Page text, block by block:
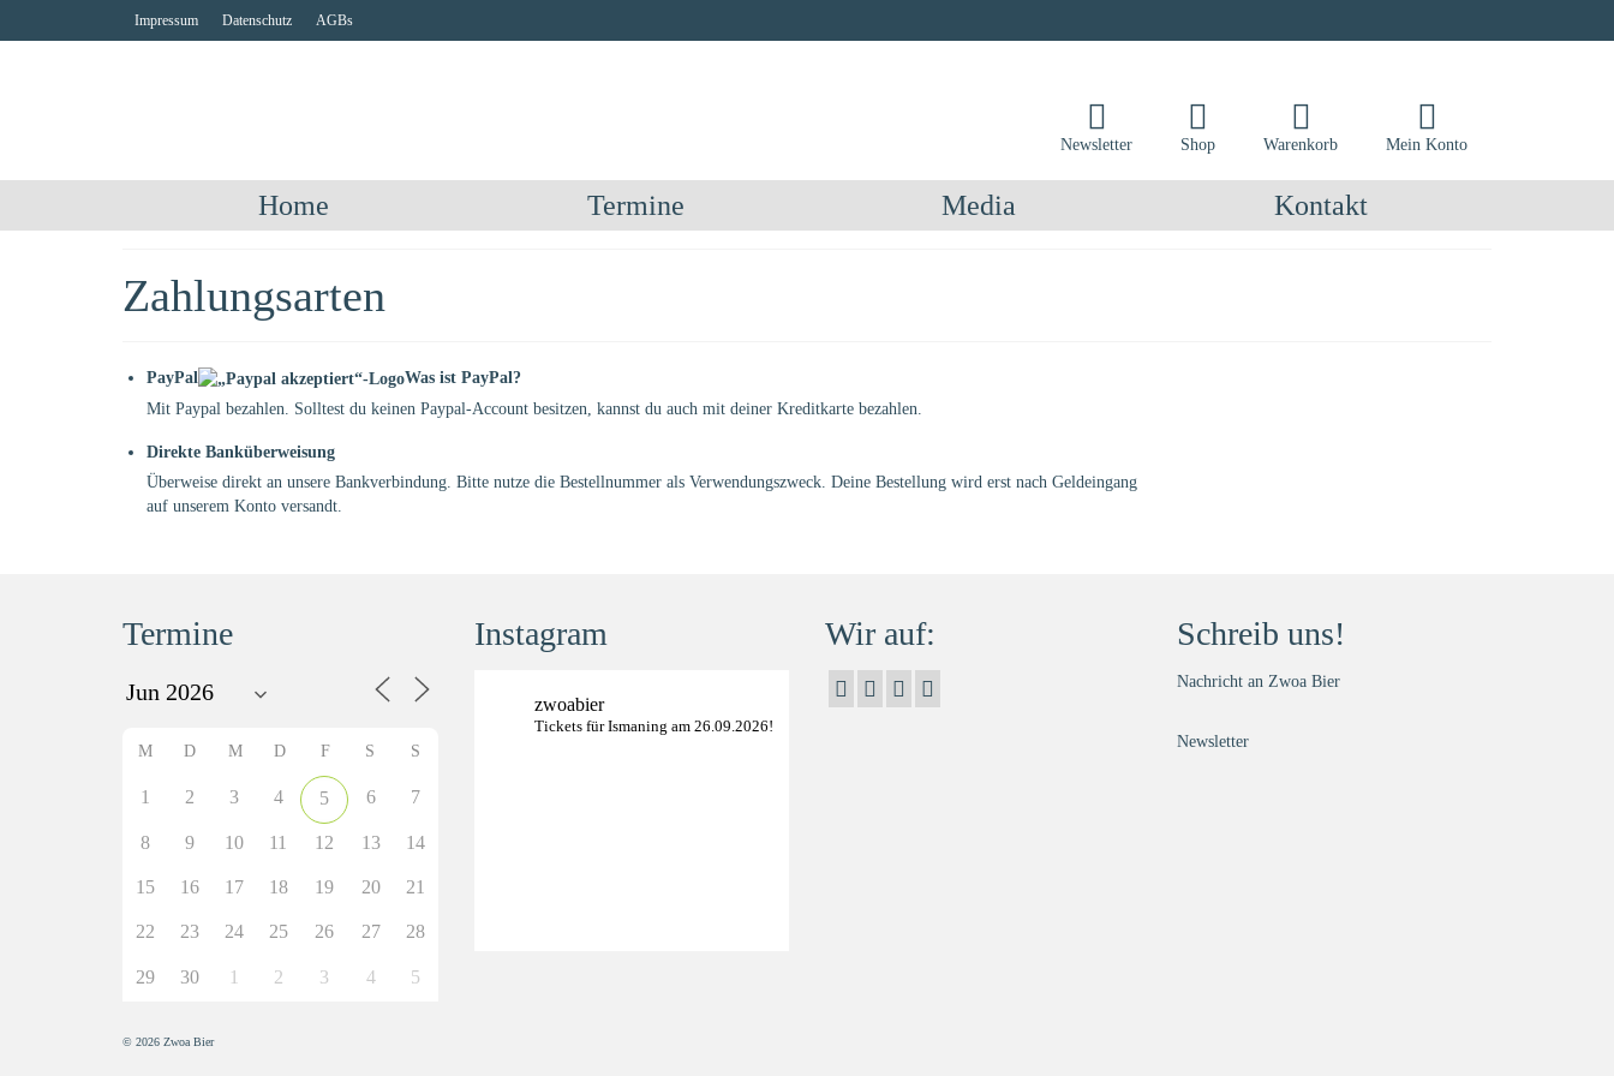
Impressum Datenschutz AGBs
Newsletter Shop Warenkorb Mein Konto
Home Termine Media Kontakt
Zahlungsarten
PayPal
Was ist PayPal?
Mit Paypal bezahlen. Solltest du keinen Paypal-Account besitzen, kannst du auch mit deiner Kreditkarte bezahlen.
Direkte Banküberweisung
Überweise direkt an unsere Bankverbindung. Bitte nutze die Bestellnummer als Verwendungszweck. Deine Bestellung wird erst nach Geldeingang
auf unserem Konto versandt.
Termine
M D M D F S S
1 2 3 4 5 6 7
8 9 10 11 12 13 14
15 16 17 18 19 20 21
22 23 24 25 26 27 28
29 30 1 2 3 4 5
Instagram
zwoabier
Tickets für Ismaning am 26.09.2026!
Wir auf: Schreib uns!
Nachricht an Zwoa Bier
Newsletter
© 2026 Zwoa Bier